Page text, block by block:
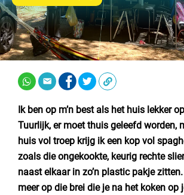
Frankrijk
Zwitserland
informatie over …
Nederland
België
Luxemburg
Ik ben op m’n best als het huis lekker
Tuurlijk, er moet thuis geleefd worden,
huis vol troep krijg ik een kop vol
zoals die ongekookte, keurig rechte
naast elkaar in zo’n plastic pakje
meer op die brei die je na het koken op